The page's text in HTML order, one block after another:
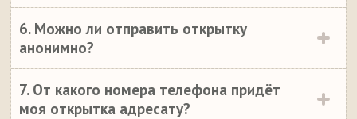
6. Можно ли отправить открытку
анонимно?
7. От какого номера телефона придёт
моя открытка адресату?